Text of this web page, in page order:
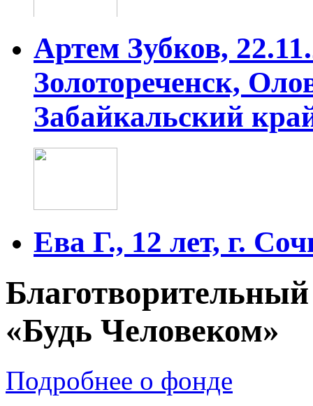
Артем Зубков,
Золотореченск,
Забайкальский
Ева Г., 12 лет, г.
«Будь Человеком»
Подробнее о фонде